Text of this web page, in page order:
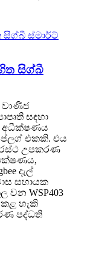
සිග්බී
වාණිජ
සඳහා
අධීක්ෂණය
ප්ලග් එකකි. එය
උපකරණ
දැල්
සහායක
WSP403
හැකි
පද්ධති